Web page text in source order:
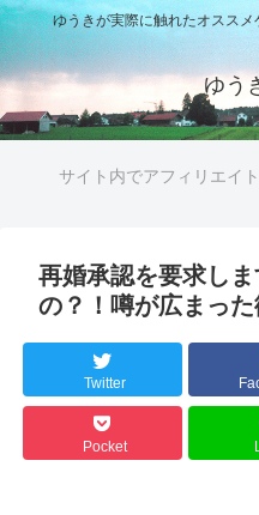
ゆうきが実際に触れたオスス
ゆう
サイト内でアフィリエイ
再婚承認を要求し
の？！噂が広まっ
Twitter
Pocket